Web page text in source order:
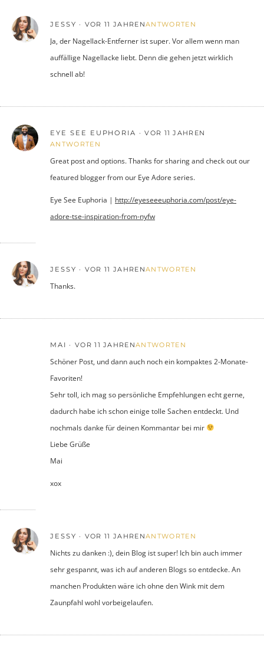
JESSY VOR 11 JAHRENANTWORTEN
Ja, der Nagellack-Entferner ist super. Vor allem wenn man
auffällige Nagellacke liebt. Denn die gehen jetzt wirklich
schnell ab!
EYE SEE EUPHORIA
VOR 11 JAHREN
ANTWORTEN
Great post and options. Thanks for sharing and check out our
featured blogger from our Eye Adore series.
Eye See Euphoria | http://eyeseeeuphoria.com/post/eye-
adore-tse-inspiration-from-nyfw
JESSY VOR 11 JAHRENANTWORTEN
Thanks.
MAI VOR 11 JAHRENANTWORTEN
Schöner Post, und dann auch noch ein kompaktes 2-Monate-
Favoriten!
Sehr toll, ich mag so persönliche Empfehlungen echt gerne,
dadurch habe ich schon einige tolle Sachen entdeckt. Und
nochmals danke für deinen Kommantar bei mir
Liebe Grüße
Mai
xox
JESSY VOR 11 JAHRENANTWORTEN
Nichts zu danken :), dein Blog ist super! Ich bin auch immer
sehr gespannt, was ich auf anderen Blogs so entdecke. An
manchen Produkten wäre ich ohne den Wink mit dem
Zaunpfahl wohl vorbeigelaufen.